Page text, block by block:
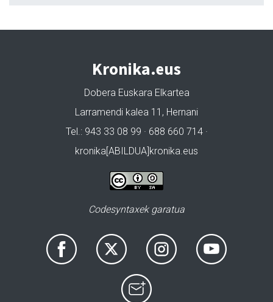
Kronika.eus
Dobera Euskara Elkartea
Larramendi kalea 11, Hernani
Tel.: 943 33 08 99 · 688 660 714 ·
kronika[ABILDUA]kronika.eus
Codesyntaxek garatua